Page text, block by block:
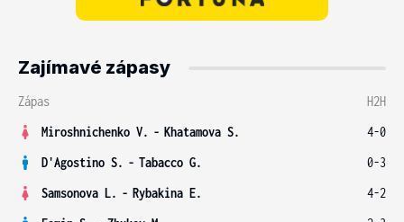
Zajímavé zápasy
Zápas
H2H
Miroshnichenko V. - Khatamova S.
4-0
D'Agostino S. - Tabacco G.
0-3
Samsonova L. - Rybakina E.
4-2